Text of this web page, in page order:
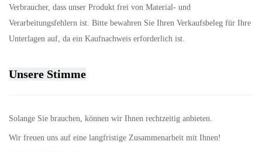
Verbraucher, dass unser Produkt frei von Material- und
Verarbeitungsfehlern ist. Bitte bewahren Sie Ihren Verkaufsbeleg für Ihre
Unterlagen auf, da ein Kaufnachweis erforderlich ist.
Unsere Stimme
Solange Sie brauchen, können wir Ihnen rechtzeitig anbieten.
Wir freuen uns auf eine langfristige Zusammenarbeit mit Ihnen!